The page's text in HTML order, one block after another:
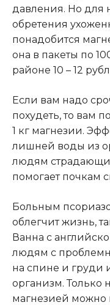
давления. Но для
обретения
понадобится
она в пакеты по
районе 10 – 12
Если вам надо
похудеть, то вам
1 кг магнезии.
лишней воды из
людям
помогает почкам
Больным
облегчит жизнь,
Ванна с
людям с
на спине и груди
организм. Только
магнезией можно